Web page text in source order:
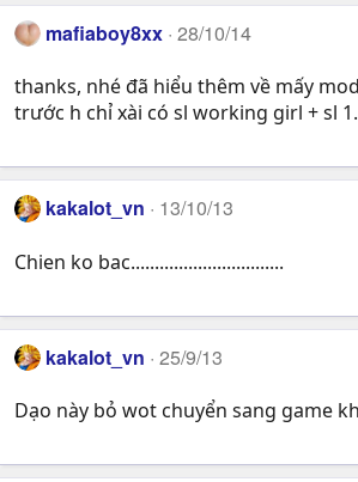
mafiaboy8xx 28/10/14
thanks, nhé đã hiểu thêm về mấy
trước h chỉ xài có sl working girl + sl
kakalot_vn 13/10/13
Chien ko bac................................
kakalot_vn 25/9/13
Dạo này bỏ wot chuyển sang game